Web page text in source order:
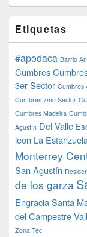
Etiquetas
#apodaca Barrio
Cumbres
3er Sector Cumbres
Cumbres 7mo Sector
Cumbres Madeira
Agustín Del Valle
leon La
Monterrey
San Agustín
de los garza
EngraciaSanta
del Campestre
Zona Tec